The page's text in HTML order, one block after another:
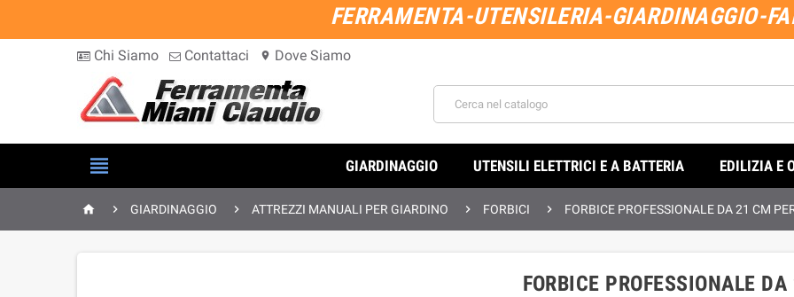
FERRAMENTA-UTENSILERIA-GIARDINAGGIO-
Chi Siamo Contattaci location_on Dove Siamo
 GIARDINAGGIO UTENSILI ELETTRICI E A BATTERIA EDILIZIA E
  GIARDINAGGIO  ATTREZZI MANUALI PER GIARDINO  FORBICI  FORBICE PROFESSIONALE DA 21 CM
FORBICE PROFESSIONALE